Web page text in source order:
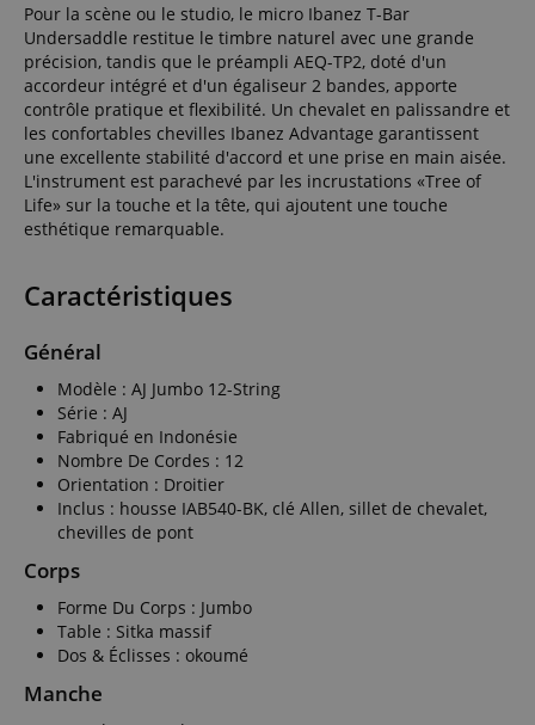
Pour la scène ou le studio, le micro Ibanez T-Bar
Undersaddle restitue le timbre naturel avec une grande
précision, tandis que le préampli AEQ-TP2, doté d'un
accordeur intégré et d'un égaliseur 2 bandes, apporte
contrôle pratique et flexibilité. Un chevalet en palissandre et
les confortables chevilles Ibanez Advantage garantissent
une excellente stabilité d'accord et une prise en main aisée.
L'instrument est parachevé par les incrustations «Tree of
Life» sur la touche et la tête, qui ajoutent une touche
esthétique remarquable.
Caractéristiques
Général
Modèle : AJ Jumbo 12-String
Série : AJ
Fabriqué en Indonésie
Nombre De Cordes : 12
Orientation : Droitier
Inclus : housse IAB540-BK, clé Allen, sillet de chevalet,
chevilles de pont
Corps
Forme Du Corps : Jumbo
Table : Sitka massif
Dos & Éclisses : okoumé
Manche